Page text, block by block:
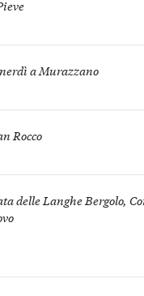
a Murazzano
Rocco
delle Langhe Bergolo,